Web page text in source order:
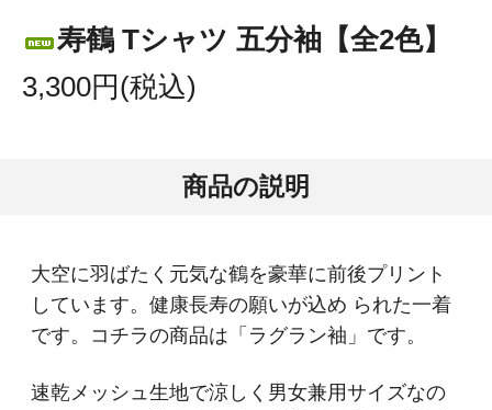
寿鶴 Tシャツ 五分袖【全2色】
3,300円(税込)
商品の説明
大空に羽ばたく元気な鶴を豪華に前後プリント
しています。健康長寿の願いが込め られた一着
です。コチラの商品は「ラグラン袖」です。
速乾メッシュ生地で涼しく男女兼用サイズなの